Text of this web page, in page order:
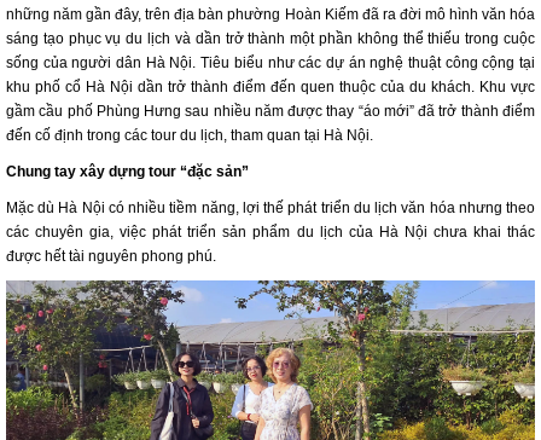
những năm gần đây, trên địa bàn phường Hoàn Kiếm đã ra đời mô hình văn hóa
sáng tạo phục vụ du lịch và dần trở thành một phần không thể thiếu trong cuộc
sống của người dân Hà Nội. Tiêu biểu như các dự án nghệ thuật công cộng tại
khu phố cổ Hà Nội dần trở thành điểm đến quen thuộc của du khách. Khu vực
gầm cầu phố Phùng Hưng sau nhiều năm được thay “áo mới” đã trở thành điểm
đến cố định trong các tour du lịch, tham quan tại Hà Nội.
Chung tay xây dựng tour “đặc sản”
Mặc dù Hà Nội có nhiều tiềm năng, lợi thế phát triển du lịch văn hóa nhưng theo
các chuyên gia, việc phát triển sản phẩm du lịch của Hà Nội chưa khai thác
được hết tài nguyên phong phú.